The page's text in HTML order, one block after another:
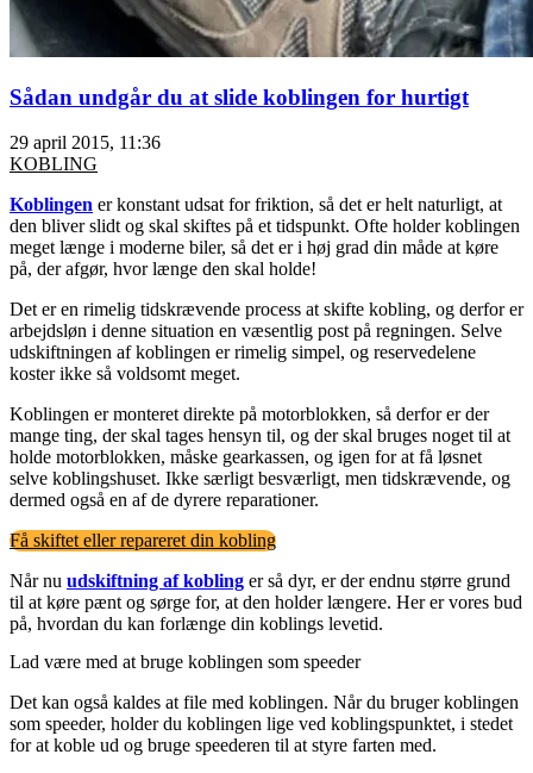
Sådan undgår du at slide koblingen for hurtigt
29 april 2015, 11:36
KOBLING
Koblingen er konstant udsat for friktion, så det er helt naturligt, at
den bliver slidt og skal skiftes på et tidspunkt. Ofte holder koblingen
meget længe i moderne biler, så det er i høj grad din måde at køre
på, der afgør, hvor længe den skal holde!
Det er en rimelig tidskrævende process at skifte kobling, og derfor er
arbejdsløn i denne situation en væsentlig post på regningen. Selve
udskiftningen af koblingen er rimelig simpel, og reservedelene
koster ikke så voldsomt meget.
Koblingen er monteret direkte på motorblokken, så derfor er der
mange ting, der skal tages hensyn til, og der skal bruges noget til at
holde motorblokken, måske gearkassen, og igen for at få løsnet
selve koblingshuset. Ikke særligt besværligt, men tidskrævende, og
dermed også en af de dyrere reparationer.
Få skiftet eller repareret din kobling
Når nu udskiftning af kobling er så dyr, er der endnu større grund
til at køre pænt og sørge for, at den holder længere. Her er vores bud
på, hvordan du kan forlænge din koblings levetid.
Lad være med at bruge koblingen som speeder
Det kan også kaldes at file med koblingen. Når du bruger koblingen
som speeder, holder du koblingen lige ved koblingspunktet, i stedet
for at koble ud og bruge speederen til at styre farten med.